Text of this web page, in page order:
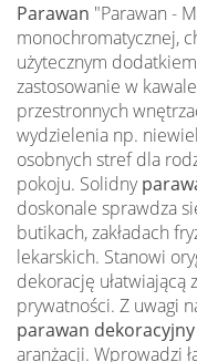
Parawan "Parawan -
monochromatycznej,
użytecznym
zastosowanie w
przestronnych
wydzielenia np.
osobnych stref dla
pokoju. Solidny
doskonale sprawdza
butikach, zakładach
lekarskich. Stanowi
dekorację ułatwiającą
prywatności. Z uwagi
parawan dekoracyjny
aranżacji. Wprowadzi